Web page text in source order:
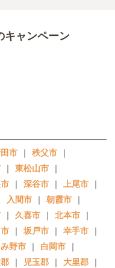
キャンペーン
市 ｜ 秩父市 ｜
｜ 東松山市 ｜
｜ 深谷市 ｜ 上尾市 ｜
入間市 ｜ 朝霞市 ｜
｜ 久喜市 ｜ 北本市 ｜
｜ 坂戸市 ｜ 幸手市 ｜
野市 ｜ 白岡市 ｜
｜ 児玉郡 ｜ 大里郡 ｜